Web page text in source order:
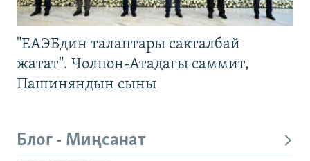
"ЕАЭБдин талаптары сакталбай
жатат". Чолпон-Атадагы саммит,
Пашиняндын сыны
Блог - Миңсанат